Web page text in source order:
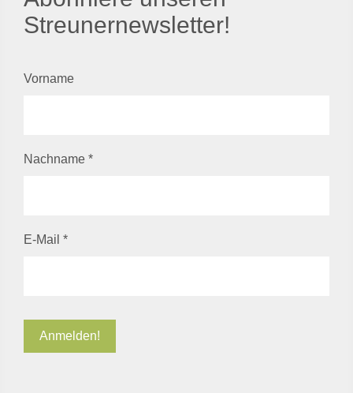
Streunernewsletter!
Vorname
Nachname *
E-Mail *